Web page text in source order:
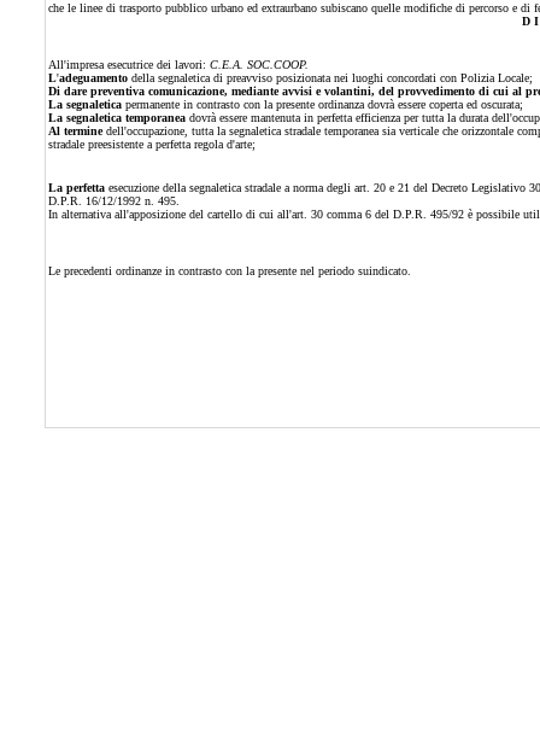
che le linee di trasporto pubblico urbano ed extraurbano subiscano quelle modifiche di percorso e
D I
All'impresa esecutrice dei lavori: C.E.A. SOC.COOP.
L'adeguamento della segnaletica di preavviso posizionata nei luoghi concordati con Polizia Locale;
Di dare preventiva comunicazione, mediante avvisi e volantini, del provvedimento di cui al
La segnaletica permanente in contrasto con la presente ordinanza dovrà essere coperta ed oscurata;
La segnaletica temporanea dovrà essere mantenuta in perfetta efficienza per tutta la durata
Al terminedell'occupazione, tutta la segnaletica stradale temporanea sia verticale che orizzontale
stradale preesistente a perfetta regola d'arte;
La perfetta esecuzione della segnaletica stradale a norma degli art. 20 e 21 del Decreto
D.P.R. 16/12/1992 n. 495.
In alternativa all'apposizione del cartello di cui all'art. 30 comma 6 del D.P.R. 495/92 è possibile
Le precedenti ordinanze in contrasto con la presente nel periodo suindicato.